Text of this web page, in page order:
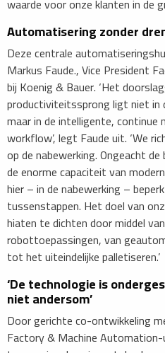
waarde voor onze klanten in de
​Automatisering zonder
​Deze centrale
Markus Faude., Vice President
bij Koenig & Bauer. ‘Het
productiviteitssprong ligt niet in
maar in de intelligente, continue
workflow’, legt Faude uit. ‘We
op de nabewerking. Ongeacht
de enorme capaciteit van
hier – in de nabewerking –
tussenstappen. Het doel van
hiaten te dichten door middel
robottoepassingen, van
tot het uiteindelijke palletiseren.’
​‘De technologie is
niet andersom’
Door gerichte co-ontwikkeling
Factory & Machine